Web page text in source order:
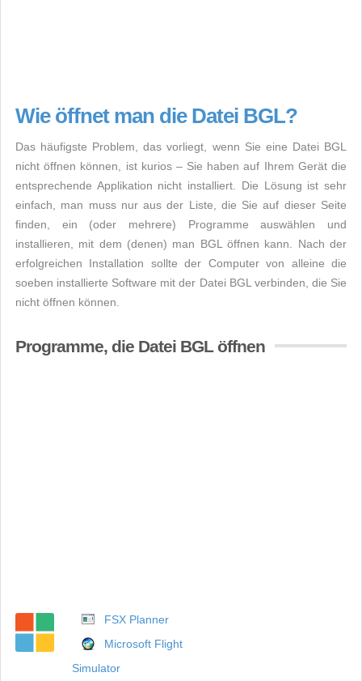
Wie öffnet man die Datei BGL?
Das häufigste Problem, das vorliegt, wenn Sie eine Datei BGL
nicht öffnen können, ist kurios – Sie haben auf Ihrem Gerät die
entsprechende Applikation nicht installiert. Die Lösung ist sehr
einfach, man muss nur aus der Liste, die Sie auf dieser Seite
finden, ein (oder mehrere) Programme auswählen und
installieren, mit dem (denen) man BGL öffnen kann. Nach der
erfolgreichen Installation sollte der Computer von alleine die
soeben installierte Software mit der Datei BGL verbinden, die Sie
nicht öffnen können.
Programme, die Datei BGL öffnen
FSX Planner
Microsoft Flight
Simulator